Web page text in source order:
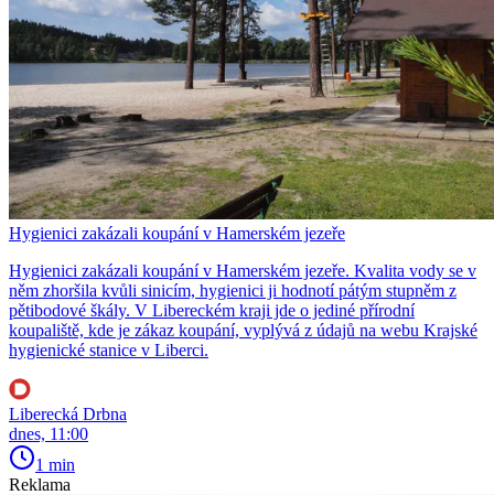
Hygienici zakázali koupání v Hamerském jezeře
Hygienici zakázali koupání v Hamerském jezeře. Kvalita vody se v
něm zhoršila kvůli sinicím, hygienici ji hodnotí pátým stupněm z
pětibodové škály. V Libereckém kraji jde o jediné přírodní
koupaliště, kde je zákaz koupání, vyplývá z údajů na webu Krajské
hygienické stanice v Liberci.
Liberecká Drbna
dnes, 11:00
1 min
Reklama